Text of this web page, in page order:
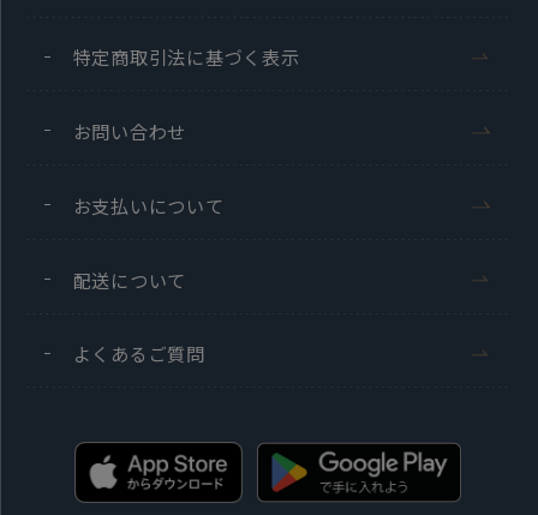
特定商取引法に基づく表示
お問い合わせ
お支払いについて
配送について
よくあるご質問